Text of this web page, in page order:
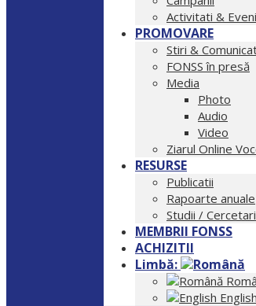
Activitati &
PROMOVARE
Stiri &
FONSS în presă
Media
Photo
Audio
Video
Ziarul Online
RESURSE
Publicatii
Rapoarte anuale
Studii / Cercetari
MEMBRII FONSS
ACHIZITII
Limbă:
English